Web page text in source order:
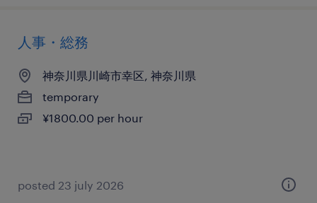
人事・総務
神奈川県川崎市幸区, 神奈川県
temporary
¥1800.00 per hour
posted 23 july 2026